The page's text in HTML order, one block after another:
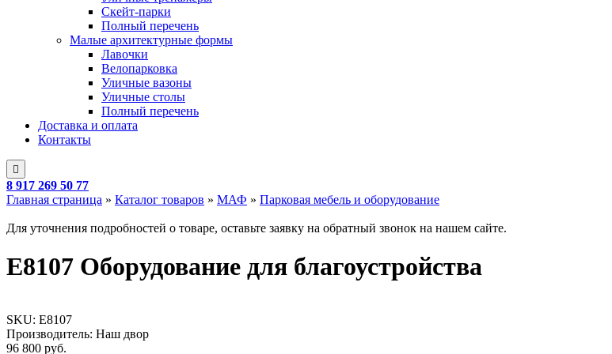
Скейт-парки
Полный перечень
Малые архитектурные формы
Лавочки
Велопарковка
Уличные вазоны
Уличные столы
Полный перечень
Доставка и оплата
Контакты
8 917 269 50 77
Главная страница » Каталог товаров » МАФ » Парковая мебель и оборудование
Для уточнения подробностей о товаре, оставьте заявку на обратный звонок на нашем сайте.
E8107 Оборудование для благоустройства
SKU: E8107
Производитель: Наш двор
96 800 руб.